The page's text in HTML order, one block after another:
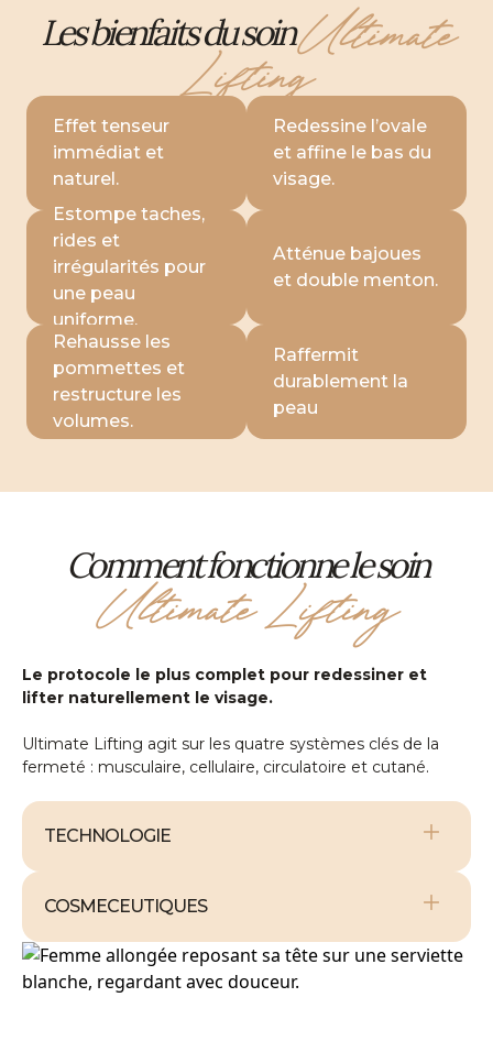
Les bienfaits du soinUltimate
Lifting
Effet tenseur
immédiat et
naturel.
Redessine l’ovale
et affine le bas du
visage.
Estompe taches,
rides et
irrégularités pour
une peau
uniforme.
Atténue bajoues
et double menton.
Rehausse les
pommettes et
restructure les
volumes.
Raffermit
durablement la
peau
Comment fonctionne le soin
Ultimate Lifting
Le protocole le plus complet pour redessiner et
lifter naturellement le visage.
Ultimate Lifting agit sur les quatre systèmes clés de la
fermeté : musculaire, cellulaire, circulatoire et cutané.
TECHNOLOGIE
restructurent votre visage
Comme une gymnastique de la peau :
· Retend immédiatement les traits grâce aux micro-
COSMECEUTIQUES
V Contour Lift : Le remodelage facial inspiré du
lifting.